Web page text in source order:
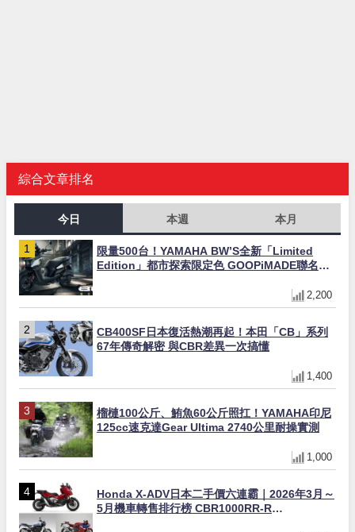
綜合文章排名
今日 本週 本月
限量500台！YAMAHA BW’S全新「Limited
Edition」都市探索限定色 GOOPiMADE聯名包
2,200
CB400SF日本復活熱潮再起！本田「CB」系列
67年傳奇解密 與CBR差異一次搞懂
1,400
榴槤100公斤、鮪魚60公斤照扛！YAMAHA印尼
125cc速克達Gear Ultima 2740公里耐操實測
1,000
Honda X-ADV日本二手價六連霸｜2026年3月～
5月機車轉售排行榜 CBR1000RR-R